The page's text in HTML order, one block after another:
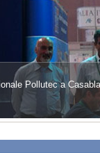
Pollutec a